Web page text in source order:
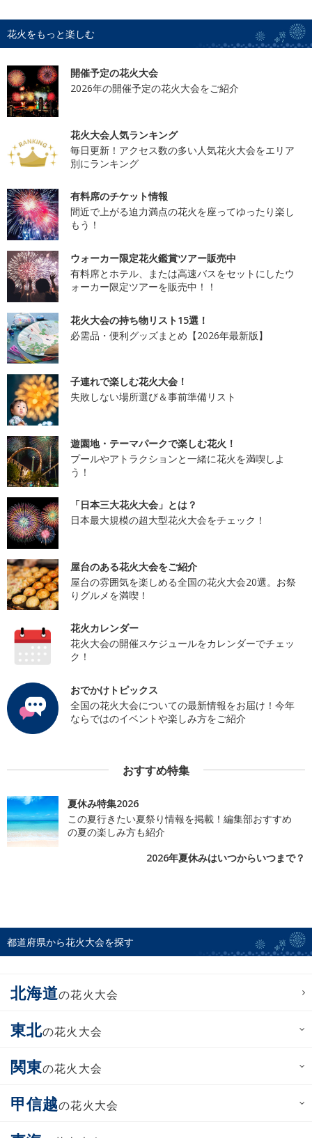
花火をもっと楽しむ
開催予定の花火大会
2026年の開催予定の花火大会をご紹介
花火大会人気ランキング
毎日更新！アクセス数の多い人気花火大会をエリア
別にランキング
有料席のチケット情報
間近で上がる迫力満点の花火を座ってゆったり楽し
もう！
ウォーカー限定花火鑑賞ツアー販売中
有料席とホテル、または高速バスをセットにしたウ
ォーカー限定ツアーを販売中！！
花火大会の持ち物リスト15選！
必需品・便利グッズまとめ【2026年最新版】
子連れで楽しむ花火大会！
失敗しない場所選び＆事前準備リスト
遊園地・テーマパークで楽しむ花火！
プールやアトラクションと一緒に花火を満喫しよ
う！
「日本三大花火大会」とは？
日本最大規模の超大型花火大会をチェック！
屋台のある花火大会をご紹介
屋台の雰囲気を楽しめる全国の花火大会20選。お祭
りグルメを満喫！
花火カレンダー
花火大会の開催スケジュールをカレンダーでチェッ
ク！
おでかけトピックス
全国の花火大会についての最新情報をお届け！今年
ならではのイベントや楽しみ方をご紹介
おすすめ特集
夏休み特集2026
この夏行きたい夏祭り情報を掲載！編集部おすすめ
の夏の楽しみ方も紹介
2026年夏休みはいつからいつまで？
都道府県から花火大会を探す
北海道の花火大会
東北の花火大会
関東の花火大会
甲信越の花火大会